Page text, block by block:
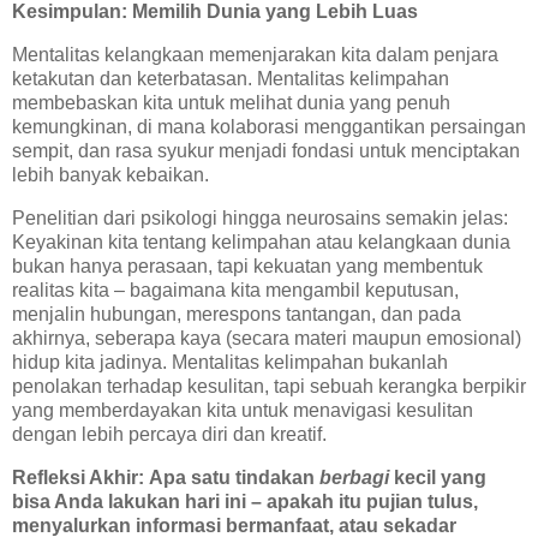
Kesimpulan: Memilih Dunia yang Lebih Luas
Mentalitas kelangkaan memenjarakan kita dalam penjara
ketakutan dan keterbatasan. Mentalitas kelimpahan
membebaskan kita untuk melihat dunia yang penuh
kemungkinan, di mana kolaborasi menggantikan persaingan
sempit, dan rasa syukur menjadi fondasi untuk menciptakan
lebih banyak kebaikan.
Penelitian dari psikologi hingga neurosains semakin jelas:
Keyakinan kita tentang kelimpahan atau kelangkaan dunia
bukan hanya perasaan, tapi kekuatan yang membentuk
realitas kita – bagaimana kita mengambil keputusan,
menjalin hubungan, merespons tantangan, dan pada
akhirnya, seberapa kaya (secara materi maupun emosional)
hidup kita jadinya. Mentalitas kelimpahan bukanlah
penolakan terhadap kesulitan, tapi sebuah kerangka berpikir
yang memberdayakan kita untuk menavigasi kesulitan
dengan lebih percaya diri dan kreatif.
Refleksi Akhir: Apa satu tindakan berbagikecil yang
bisa Anda lakukan hari ini – apakah itu pujian tulus,
menyalurkan informasi bermanfaat, atau sekadar